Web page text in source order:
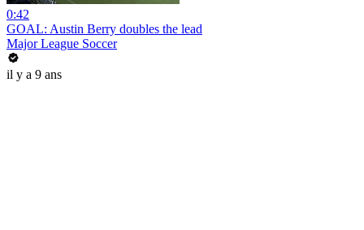
0:42
GOAL: Austin Berry doubles the lead
Major League Soccer
il y a 9 ans